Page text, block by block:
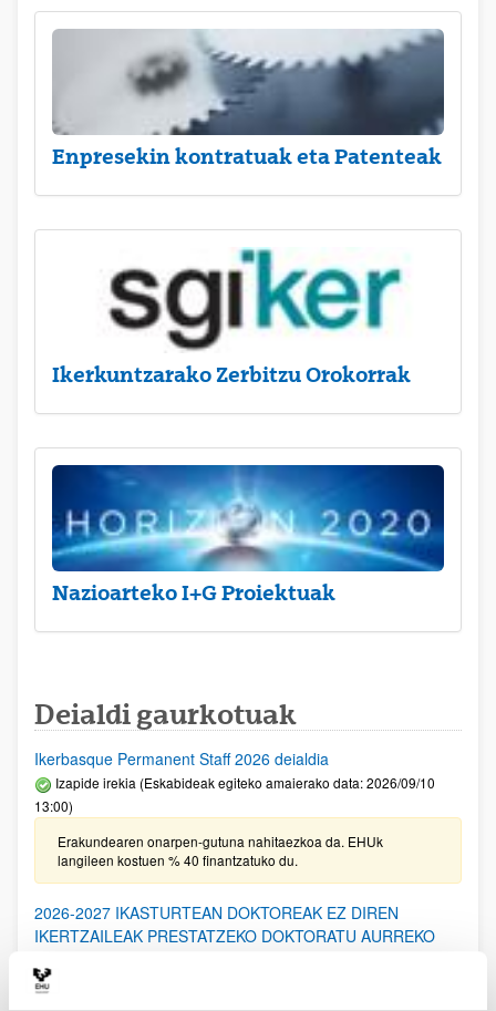
Enpresekin kontratuak eta Patenteak
Ikerkuntzarako Zerbitzu Orokorrak
Nazioarteko I+G Proiektuak
Deialdi gaurkotuak
Ikerbasque Permanent Staff 2026 deialdia
Izapide irekia (Eskabideak egiteko amaierako data: 2026/09/10
13:00)
Erakundearen onarpen-gutuna nahitaezkoa da. EHUk
langileen kostuen % 40 finantzatuko du.
2026-2027 IKASTURTEAN DOKTOREAK EZ DIREN
IKERTZAILEAK PRESTATZEKO DOKTORATU AURREKO
berriztapenak (Eusko Jaurlaritza)
Aurkezteko epea itxita: 2026/06/19 - 2026/07/20